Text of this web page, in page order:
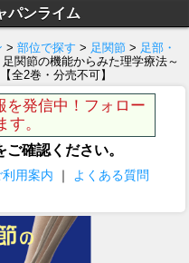
パンライム
> 部位で探す > 足関節 > 足部・
関節の機能からみた理学療法～
全2巻・分売不可】
を発信中！フォロー
す。
ご確認ください。
利用案内 ｜ よくある質問